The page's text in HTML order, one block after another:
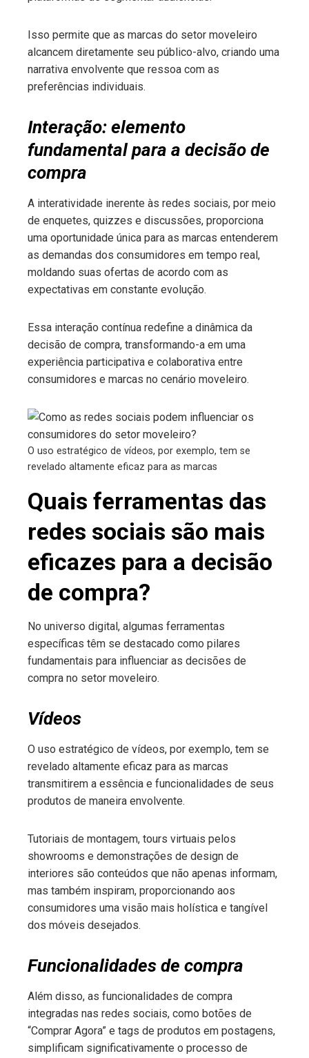
Isso permite que as marcas do setor moveleiro
alcancem diretamente seu público-alvo, criando uma
narrativa envolvente que ressoa com as
preferências individuais.
Interação: elemento
fundamental para a decisão de
compra
A interatividade inerente às redes sociais, por meio
de enquetes, quizzes e discussões, proporciona
uma oportunidade única para as marcas entenderem
as demandas dos consumidores em tempo real,
moldando suas ofertas de acordo com as
expectativas em constante evolução.
Essa interação contínua redefine a dinâmica da
decisão de compra, transformando-a em uma
experiência participativa e colaborativa entre
consumidores e marcas no cenário moveleiro.
O uso estratégico de vídeos, por exemplo, tem se
revelado altamente eficaz para as marcas
Quais ferramentas das
redes sociais são mais
eficazes para a decisão
de compra?
No universo digital, algumas ferramentas
específicas têm se destacado como pilares
fundamentais para influenciar as decisões de
compra no setor moveleiro.
Vídeos
O uso estratégico de vídeos, por exemplo, tem se
revelado altamente eficaz para as marcas
transmitirem a essência e funcionalidades de seus
produtos de maneira envolvente.
Tutoriais de montagem, tours virtuais pelos
showrooms e demonstrações de design de
interiores são conteúdos que não apenas informam,
mas também inspiram, proporcionando aos
consumidores uma visão mais holística e tangível
dos móveis desejados.
Funcionalidades de compra
Além disso, as funcionalidades de compra
integradas nas redes sociais, como botões de
“Comprar Agora” e tags de produtos em postagens,
simplificam significativamente o processo de